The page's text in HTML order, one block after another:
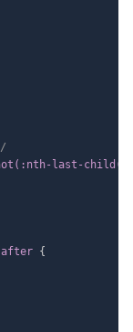
last-child(-
{